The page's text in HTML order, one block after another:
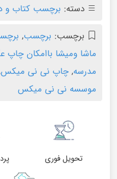
دسته: برچسب کتاب و
برچسب: برچسب,
ماشا ومیشا باامکان
مدرسه, چاپ نی نی میکس
موسسه نی نی میکس
تحویل فوری